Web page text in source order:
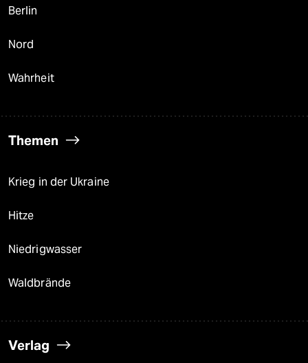
Berlin
Nord
Wahrheit
Themen
Krieg in der Ukraine
Hitze
Niedrigwasser
Waldbrände
Verlag